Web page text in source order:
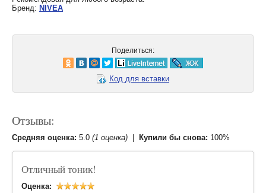
Бренд: NIVEA
Поделиться:
Код для вставки
Отзывы:
Средняя оценка: 5.0 (1 оценка) Купили бы снова: 100%
Отличный тоник!
Оценка: